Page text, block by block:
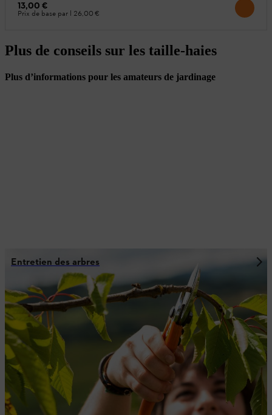
13,00 €
Prix de base par l 26,00 €
Plus de conseils sur les taille-haies
Plus d’informations pour les amateurs de jardinage
Entretien des arbres